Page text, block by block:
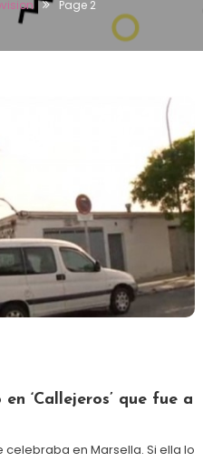
Page 2
‘Callejeros’ que fue a
celebraba en Marsella. Si ella lo